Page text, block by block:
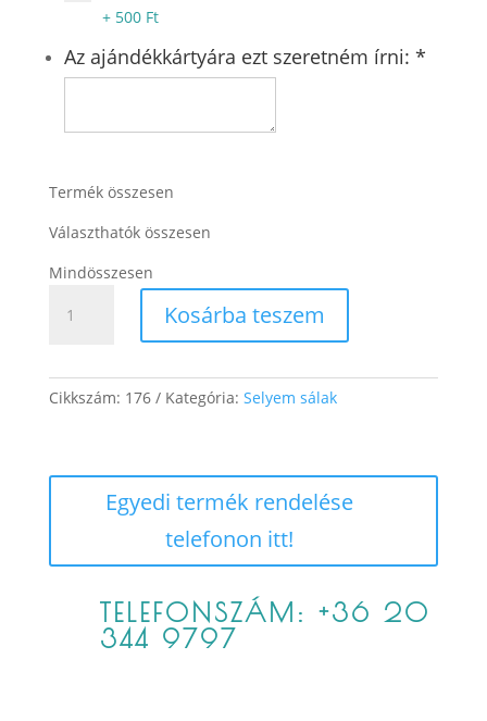
+ 500 Ft
Az ajándékkártyára ezt szeretném írni: *
Termék összesen
Választhatók összesen
Mindösszesen
mennyiség
Kosárba teszem
Cikkszám: 176 Kategória: Selyem sálak
Egyedi termék rendelése
telefonon itt!
TELEFONSZÁM: +36 20
344 9797